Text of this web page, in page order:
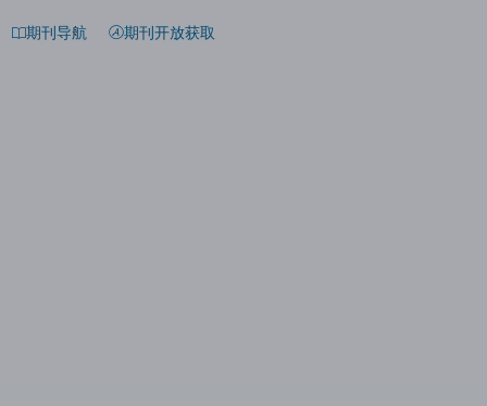
期刊导航 期刊开放获取